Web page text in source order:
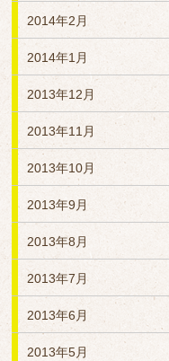
2014年2月
2014年1月
2013年12月
2013年11月
2013年10月
2013年9月
2013年8月
2013年7月
2013年6月
2013年5月